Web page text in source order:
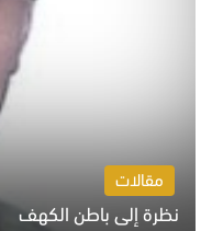
مقالات
نظرة إلى باطن الكهف